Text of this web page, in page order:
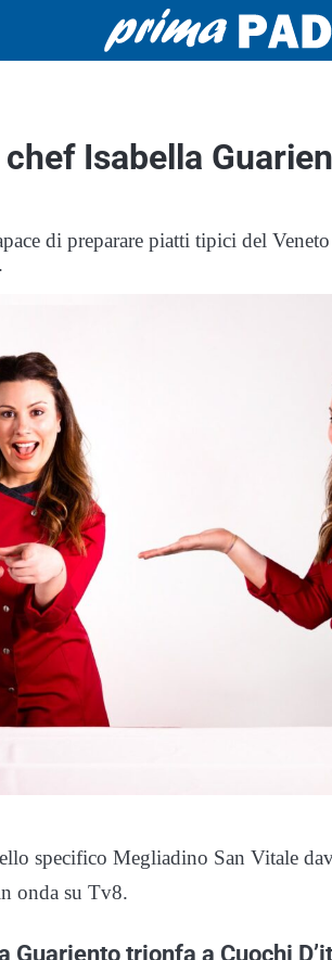
Isabella
di preparare piatti tipici del
specifico Megliadino San Vitale
onda su Tv8.
trionfa a Cuochi